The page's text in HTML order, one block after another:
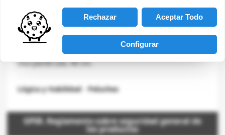
Descripción
Oso pardo Lee, 40 cm.
Lógica y Habilidad-Peluches
GPSR. Reglamento sobre seguridad general de
los productos
Aceptar Todo
Configurar
Rechazar